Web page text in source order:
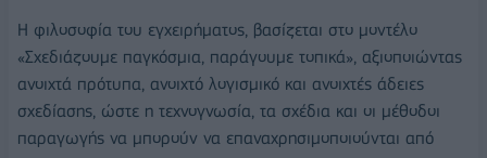
Η φιλοσοφία του εγχειρήματος, βασίζεται στο μοντέλο
«Σχεδιάζουμε παγκόσμια, παράγουμε τοπικά», αξιοποιώντας
ανοιχτά πρότυπα, ανοιχτό λογισμικό και ανοιχτές άδειες
σχεδίασης, ώστε η τεχνογνωσία, τα σχέδια και οι μέθοδοι
παραγωγής να μπορούν να επαναχρησιμοποιούνται από